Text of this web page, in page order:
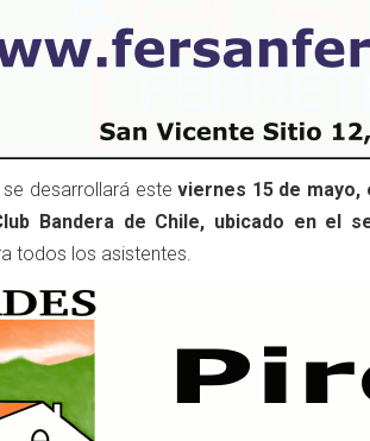
se desarrollará esteviernes 15 de mayo,
Bandera de Chile, ubicado en el
todos los asistentes.